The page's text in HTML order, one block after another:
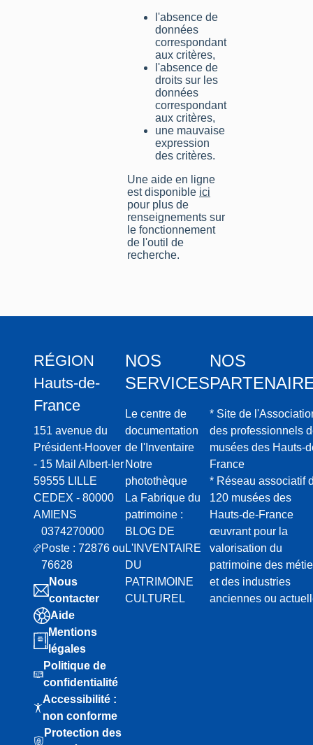
l'absence de
données
correspondant
aux critères,
l'absence de
droits sur les
données
correspondant
aux critères,
une mauvaise
expression
des critères.
Une aide en ligne
est disponible ici
pour plus de
renseignements sur
le fonctionnement
de l'outil de
recherche.
RÉGION
Hauts-de-
France
151 avenue du
Président-Hoover
- 15 Mail Albert-Ier
59555 LILLE
CEDEX - 80000
AMIENS
0374270000
Poste : 72876 ou
76628
Nous
contacter
Aide
Mentions
légales
Politique de
confidentialité
Accessibilité :
non conforme
Protection des
NOS
SERVICES
Le centre de
documentation
de l'Inventaire
Notre
photothèque
La Fabrique du
patrimoine :
BLOG DE
L'INVENTAIRE
DU
PATRIMOINE
CULTUREL
NOS
* Site de
des professionnels
musées des Hauts-
France
* Réseau associatif
120 musées des
Hauts-de-France
œuvrant pour la
valorisation du
patrimoine des
et des industries
anciennes ou